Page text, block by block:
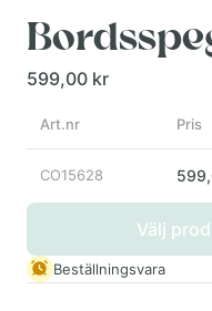
599,00 kr
Art.nr Pris
CO15628
Välj
Beställningsvara